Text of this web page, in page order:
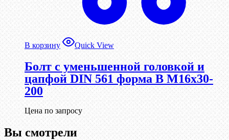
В корзину Quick View
Болт с уменьшенной головкой и
цапфой DIN 561 форма B М16х30-
200
Цена по запросу
Вы смотрели